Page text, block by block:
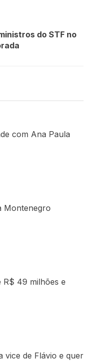
do STF no
com Ana Paula
Montenegro
R$ 49 milhões e
vice de Flávio e quer